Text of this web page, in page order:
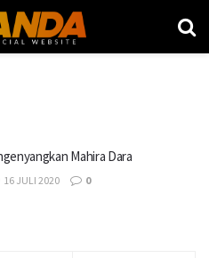
Mahira Dara
16 JULI 2020 0